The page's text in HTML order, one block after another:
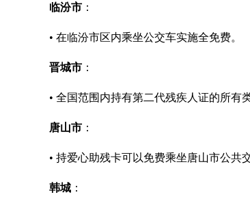
临汾市 ：
• 在临汾市区内乘坐公交车实施全免费。
晋城市 ：
• 全国范围内持有第二代残疾人证的所有
唐山市 ：
• 持爱心助残卡可以免费乘坐唐山市公共
韩城 ：